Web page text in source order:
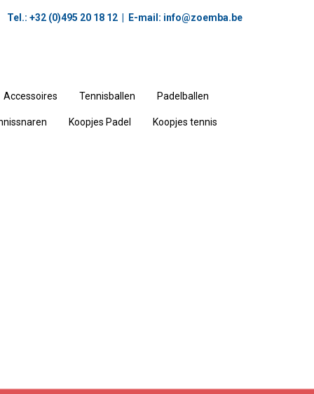
Tel.: +32 (0)495 20 18 12‬ | E-mail: info@zoemba.be
Accessoires Tennisballen Padelballen
Koopjes Padel Koopjes tennis